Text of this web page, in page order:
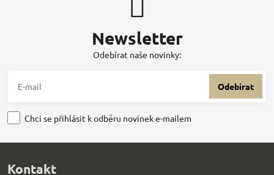
Newsletter
Odebírat naše novinky:
Odebírat
Chci se přihlásit k odběru novinek e-mailem
Kontakt